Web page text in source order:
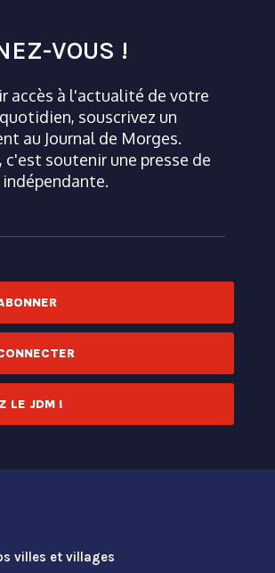
VOUS !
accès à l'actualité de votre
souscrivez un
au Journal de Morges.
c'est soutenir une presse de
LE JDM !
villes et villages